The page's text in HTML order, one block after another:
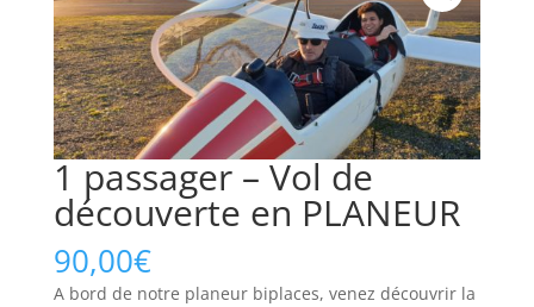
1 passager – Vol de
découverte en PLANEUR
90,00€
A bord de notre planeur biplaces, venez découvrir la